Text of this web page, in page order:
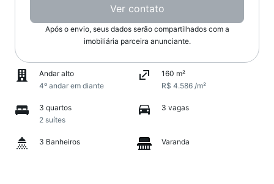
Ver contato
Após o envio, seus dados serão compartilhados com a
imobiliária parceira anunciante.
Andar alto
4º andar em diante
160 m²
R$ 4.586 /m²
3 quartos
2 suítes
3 vagas
3 Banheiros Varanda